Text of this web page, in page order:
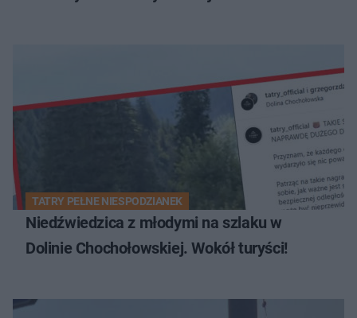
TATRY PEŁNE NIESPODZIANEK
Niedźwiedzica z młodymi na szlaku w
Dolinie Chochołowskiej. Wokół turyści!